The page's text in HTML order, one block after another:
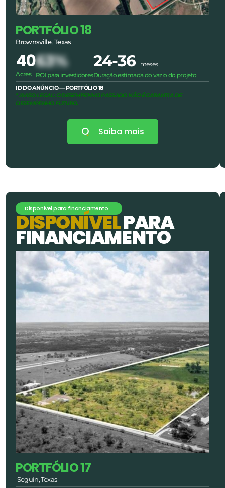
PORTFÓLIO 18
Brownsville, Texas
40
Acres
63%
ROI para investidores
24-36
meses
Duração estimada do vazio do projeto
ID DO ANÚNCIO — PORTFÓLIO 18
* AVISO LEGAL: O DESEMPENHO PASSADO NÃO É GARANTIA DE
DESEMPENHO FUTURO.
Saiba mais
Disponível para financiamento
DISPONÍVELPARA
FINANCIAMENTO
PORTFÓLIO 17
Seguin, Texas